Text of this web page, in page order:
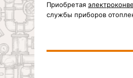
Приобретая
службы приборов